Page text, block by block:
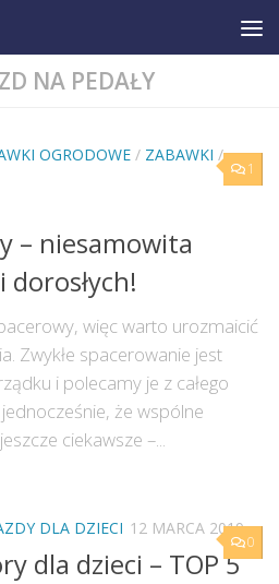
NA PEDAŁY
1
OGRODOWE / ZABAWKI /
– niesamowita
więc warto urozmaicić
Zwykłe spacerowanie jest
i polecamy je z całego
że wspólne
ciekawsze –...
0
DLA DZIECI 12 MARCA 2019
dla dzieci – TOP 5